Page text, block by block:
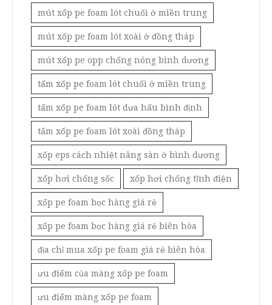
mút xốp pe foam lót chuối ở miền trung
mút xốp pe foam lót xoài ở đồng tháp
mút xốp pe opp chống nóng bình dương
tấm xốp pe foam lót chuối ở miền trung
tấm xốp pe foam lót dưa hấu bình định
tấm xốp pe foam lót xoài đồng tháp
xốp eps cách nhiệt nâng sàn ở bình dương
xốp hơi chống sốc xốp hơi chống tĩnh điện
xốp pe foam bọc hàng giá rẻ
xốp pe foam bọc hàng giá rẻ biên hòa
địa chỉ mua xốp pe foam giá rẻ biên hòa
ưu điểm của màng xốp pe foam
ưu điểm màng xốp pe foam